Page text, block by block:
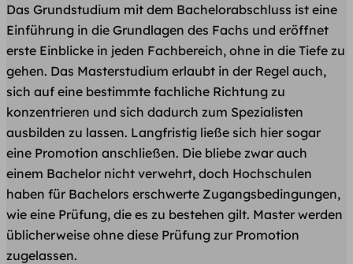
Das Grundstudium mit dem Bachelorabschluss ist eine
Einführung in die Grundlagen des Fachs und eröffnet
erste Einblicke in jeden Fachbereich, ohne in die Tiefe zu
gehen. Das Masterstudium erlaubt in der Regel auch,
sich auf eine bestimmte fachliche Richtung zu
konzentrieren und sich dadurch zum Spezialisten
ausbilden zu lassen. Langfristig ließe sich hier sogar
eine Promotion anschließen. Die bliebe zwar auch
einem Bachelor nicht verwehrt, doch Hochschulen
haben für Bachelors erschwerte Zugangsbedingungen,
wie eine Prüfung, die es zu bestehen gilt. Master werden
üblicherweise ohne diese Prüfung zur Promotion
zugelassen.